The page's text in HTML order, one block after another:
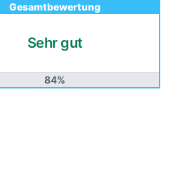
Gesamtbewertung
Sehr gut
84%